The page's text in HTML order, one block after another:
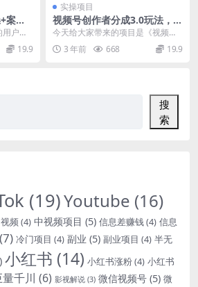
案例
核心
场景
户，
核心
19.9
实操项目
视频号创作者分成3.0玩法，骚
操作100%过原创，条条爆
款，单日1000+
今天给大家带来的项目是《视频号
创作者分成3.0玩法，骚操作100%
过原创，条条爆...
3 年前 668 19.9
搜
索
(19)Youtube (16)
频(4) 中视频项目 (5) 信息差赚钱(4) 信息
(7) 冷门项目 (4) 副业 (5) 副业项目 (4) 半无
小红书 (14) 小红书涨粉(4) 小红书
量千川 (6) 影视解说 (3) 微信视频号 (5) 微